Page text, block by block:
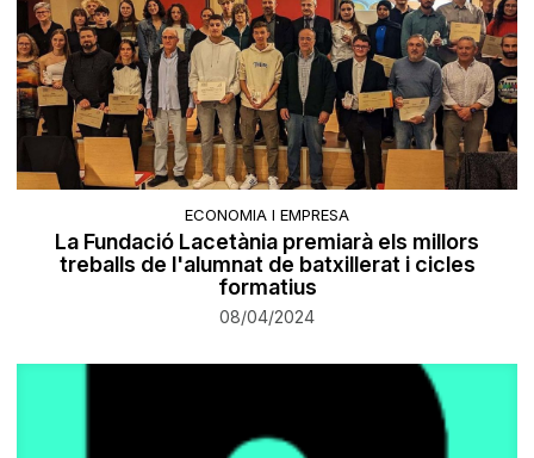
ECONOMIA I EMPRESA
La Fundació Lacetània premiarà els millors
treballs de l'alumnat de batxillerat i cicles
formatius
08/04/2024